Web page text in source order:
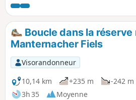
attaquant les arbres. Une mise à
le chemin à nouveau accessible.
points de vue magnifiques sur la
Stromberg et le Château de Sierck.
Boucle dans la réserve
Manternacher Fiels
Visorandonneur
10,14 km
+235 m
-242 m
3h 35
Moyenne